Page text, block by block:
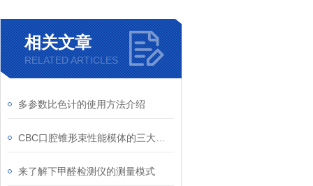
相关文章
RELATED ARTICLES
多参数比色计的使用方法介绍
来了解下甲醛检测仪的测量模式